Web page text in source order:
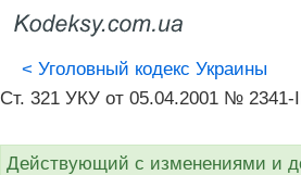
< Уголовный кодекс Украины
Ст. 321 УКУ от 05.04.2001 № 2341-
Действующий с изменениями и